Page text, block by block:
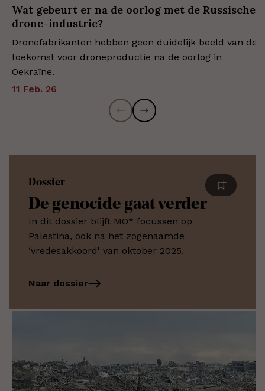
Wat gebeurt er na de oorlog met de Russische
drone-industrie?
Dronefabrikanten hebben geen duidelijk beeld van de
toekomst voor droneproductie na de oorlog in
Oekraïne.
11 Feb. 26
Dossier
De genocide gaat verder
In dit dossier blijft MO* focussen op
Palestina, ook na het zogenaamde
‘vredesakkoord' van oktober 2025.
Naar dossier